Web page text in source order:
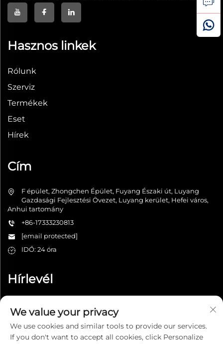
Hasznos linkek
Rólunk
Szerviz
Termékek
Eset
Hírek
Cím
F épület, Zhongchen Épület, Fuyang Északi út, Luyang
Gazdasági Fejlesztési Övezet, Luyang kerület, Hefei város,
Anhui tartomány
+86-17333230813
[email protected]
IDŐ: 24 óra
Hírlevél
We value your privacy
We use cookies and similar tools to provide our services.
If you don't want to accept all cookies, click Personalize